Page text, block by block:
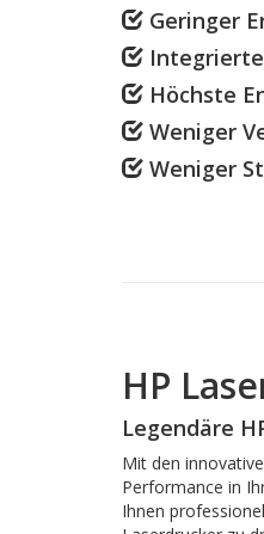
Geringer
Höchste
Weniger
Weniger
HP
Legendäre
Mit den
Performance in
Ihnen